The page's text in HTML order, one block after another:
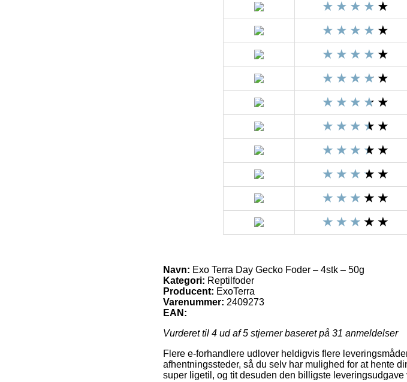
Navn: Exo Terra Day Gecko Foder – 4stk – 50g
Kategori: Reptilfoder
Producent: ExoTerra
Varenummer: 2409273
EAN:
Vurderet til 4 ud af 5 stjerner baseret på 31 anmeldelser
Flere e-forhandlere udlover heldigvis flere
afhentningssteder, så du selv har mulighed for at hente
super ligetil, og tit desuden den billigste